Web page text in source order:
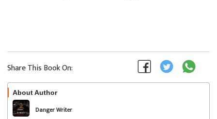
Share This Book On:
About Author
Danger Writer